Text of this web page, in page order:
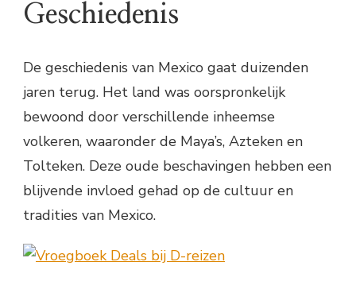
Geschiedenis
De geschiedenis van Mexico gaat duizenden
jaren terug. Het land was oorspronkelijk
bewoond door verschillende inheemse
volkeren, waaronder de Maya’s, Azteken en
Tolteken. Deze oude beschavingen hebben een
blijvende invloed gehad op de cultuur en
tradities van Mexico.